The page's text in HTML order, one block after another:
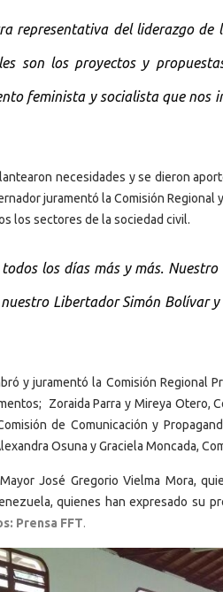
representativa del liderazgo
son los proyectos y
feminista y socialista que nos
necesidades y se dieron
juramentó la Comisión
los sectores de la sociedad civil.
todos los días más y más.
Libertador Simón Bolívar
y juramentó la Comisión Regional
Zoraida Parra y Mireya Otero,
de Comunicación y
Osuna y Graciela Moncada,
José Gregorio Vielma Mora,
quienes han expresado su
Prensa FFT.